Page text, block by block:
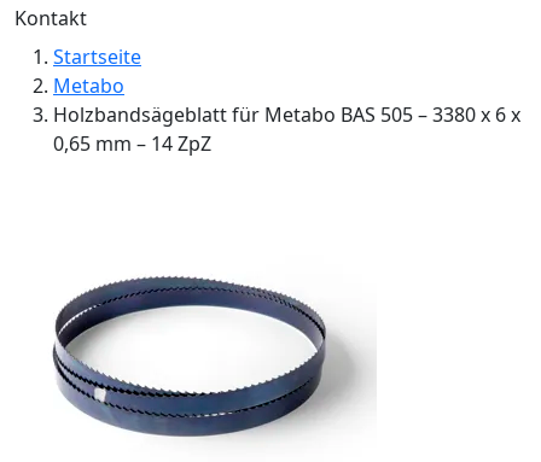
Kontakt
Startseite
Metabo
Holzbandsägeblatt für Metabo BAS 505 – 3380 x 6 x
0,65 mm – 14 ZpZ